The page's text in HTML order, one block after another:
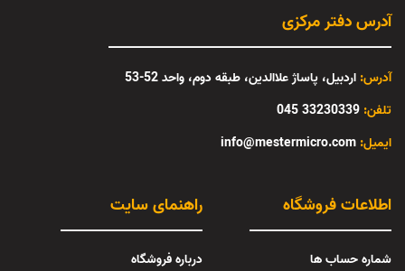
آدرس دفتر مرکزی
آدرس: اردبیل، پاساژ علاالدین، طبقه دوم، واحد 52-53
تلفن: 33230339 045
info@mestermicro.com :ایمیل
راهنمای سایت
درباره فروشگاه
اطلاعات فروشگاه
شماره حساب ها